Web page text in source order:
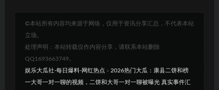
©本站所有内容均来源于网络，仅用于资讯分享汇总，不代表本站
立场。
处理声明：本站转载仅作内容分享，请联系本站删除
QQ1693663749。
娱乐大瓜社-每日爆料-网红热点 » 2026热门大瓜：康县二饼和榜
一大哥一对一聊的视频，二饼和大哥一对一聊被曝光 真实事件汇